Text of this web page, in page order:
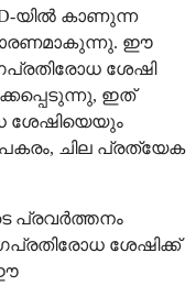
യിൽ കാണുന്ന
ഈ
ശേഷി
ഇത്
ശേഷിയെയും
ചില പ്രത്യേക
പ്രവർത്തനം
ശേഷിക്ക്